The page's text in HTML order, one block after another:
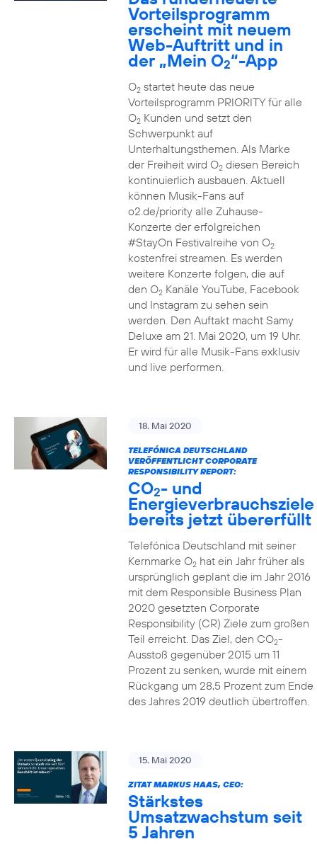
Vorteilsprogramm
erscheint mit neuem
Web-Auftritt und in
der „Mein O2“-App
O2startet heute das neue
Vorteilsprogramm PRIORITY für alle
O2Kunden und setzt den
Schwerpunkt auf
Unterhaltungsthemen. Als Marke
der Freiheit wird O2diesen Bereich
kontinuierlich ausbauen. Aktuell
können Musik-Fans auf
o2.de/priority alle Zuhause-
Konzerte der erfolgreichen
#StayOn Festivalreihe von O2
kostenfrei streamen. Es werden
weitere Konzerte folgen, die auf
den O2Kanäle YouTube, Facebook
und Instagram zu sehen sein
werden. Den Auftakt macht Samy
Deluxe am 21. Mai 2020, um 19 Uhr.
Er wird für alle Musik-Fans exklusiv
und live performen.
18. Mai 2020
TELEFÓNICA DEUTSCHLAND
VERÖFFENTLICHT CORPORATE
RESPONSIBILITY REPORT:
CO2- und
Energieverbrauchsziele
bereits jetzt übererfüllt
Telefónica Deutschland mit seiner
Kernmarke O2hat ein Jahr früher als
ursprünglich geplant die im Jahr 2016
mit dem Responsible Business Plan
2020 gesetzten Corporate
Responsibility (CR) Ziele zum großen
Teil erreicht. Das Ziel, den CO2-
Ausstoß gegenüber 2015 um 11
Prozent zu senken, wurde mit einem
Rückgang um 28,5 Prozent zum Ende
des Jahres 2019 deutlich übertroffen.
15. Mai 2020
ZITAT MARKUS HAAS, CEO:
Stärkstes
Umsatzwachstum seit
5 Jahren